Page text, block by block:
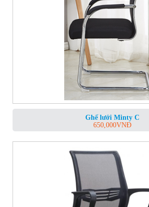
Ghế lưới Minty C
650,000VNĐ